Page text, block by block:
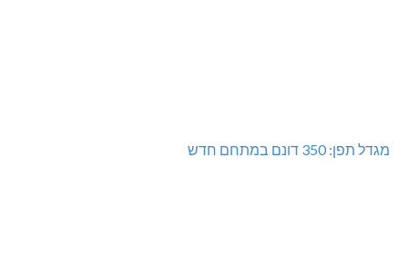
מגדל תפן: 350 דונם במתחם חדש